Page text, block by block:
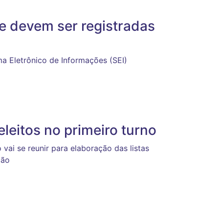
devem ser registradas
Eletrônico de Informações (SEI)
no primeiro turno
se reunir para elaboração das listas